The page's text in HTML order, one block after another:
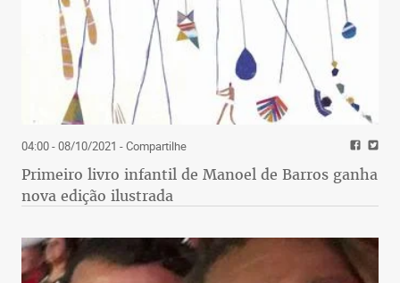
04:00 - 08/10/2021 - Compartilhe
Primeiro livro infantil de Manoel de Barros ganha
nova edição ilustrada